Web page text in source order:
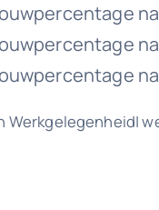
Werkgelegenheid|